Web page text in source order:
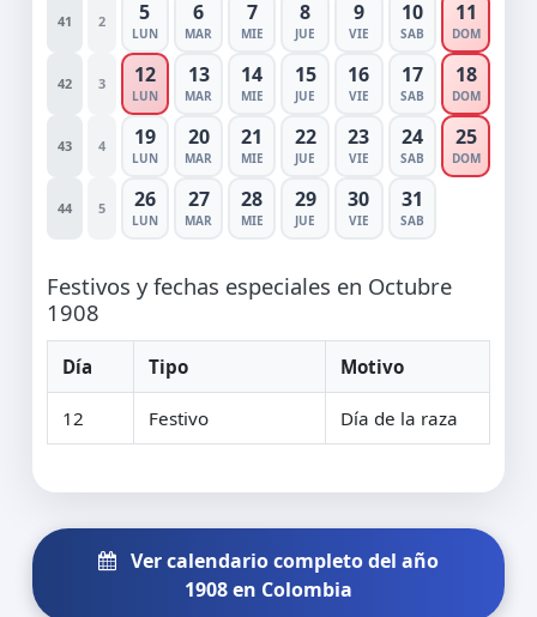
41 2 5
LUN
6
MAR
7
MIE
8
JUE
9
VIE
10
SAB
11
DOM
42 3 12
LUN
13
MAR
14
MIE
15
JUE
16
VIE
17
SAB
18
DOM
43 4 19
LUN
20
MAR
21
MIE
22
JUE
23
VIE
24
SAB
25
DOM
44 5 26
LUN
27
MAR
28
MIE
29
JUE
30
VIE
31
SAB
Festivos y fechas especiales en Octubre
1908
Día Tipo Motivo
12 Festivo Día de la raza
Ver calendario completo del año
1908 en Colombia